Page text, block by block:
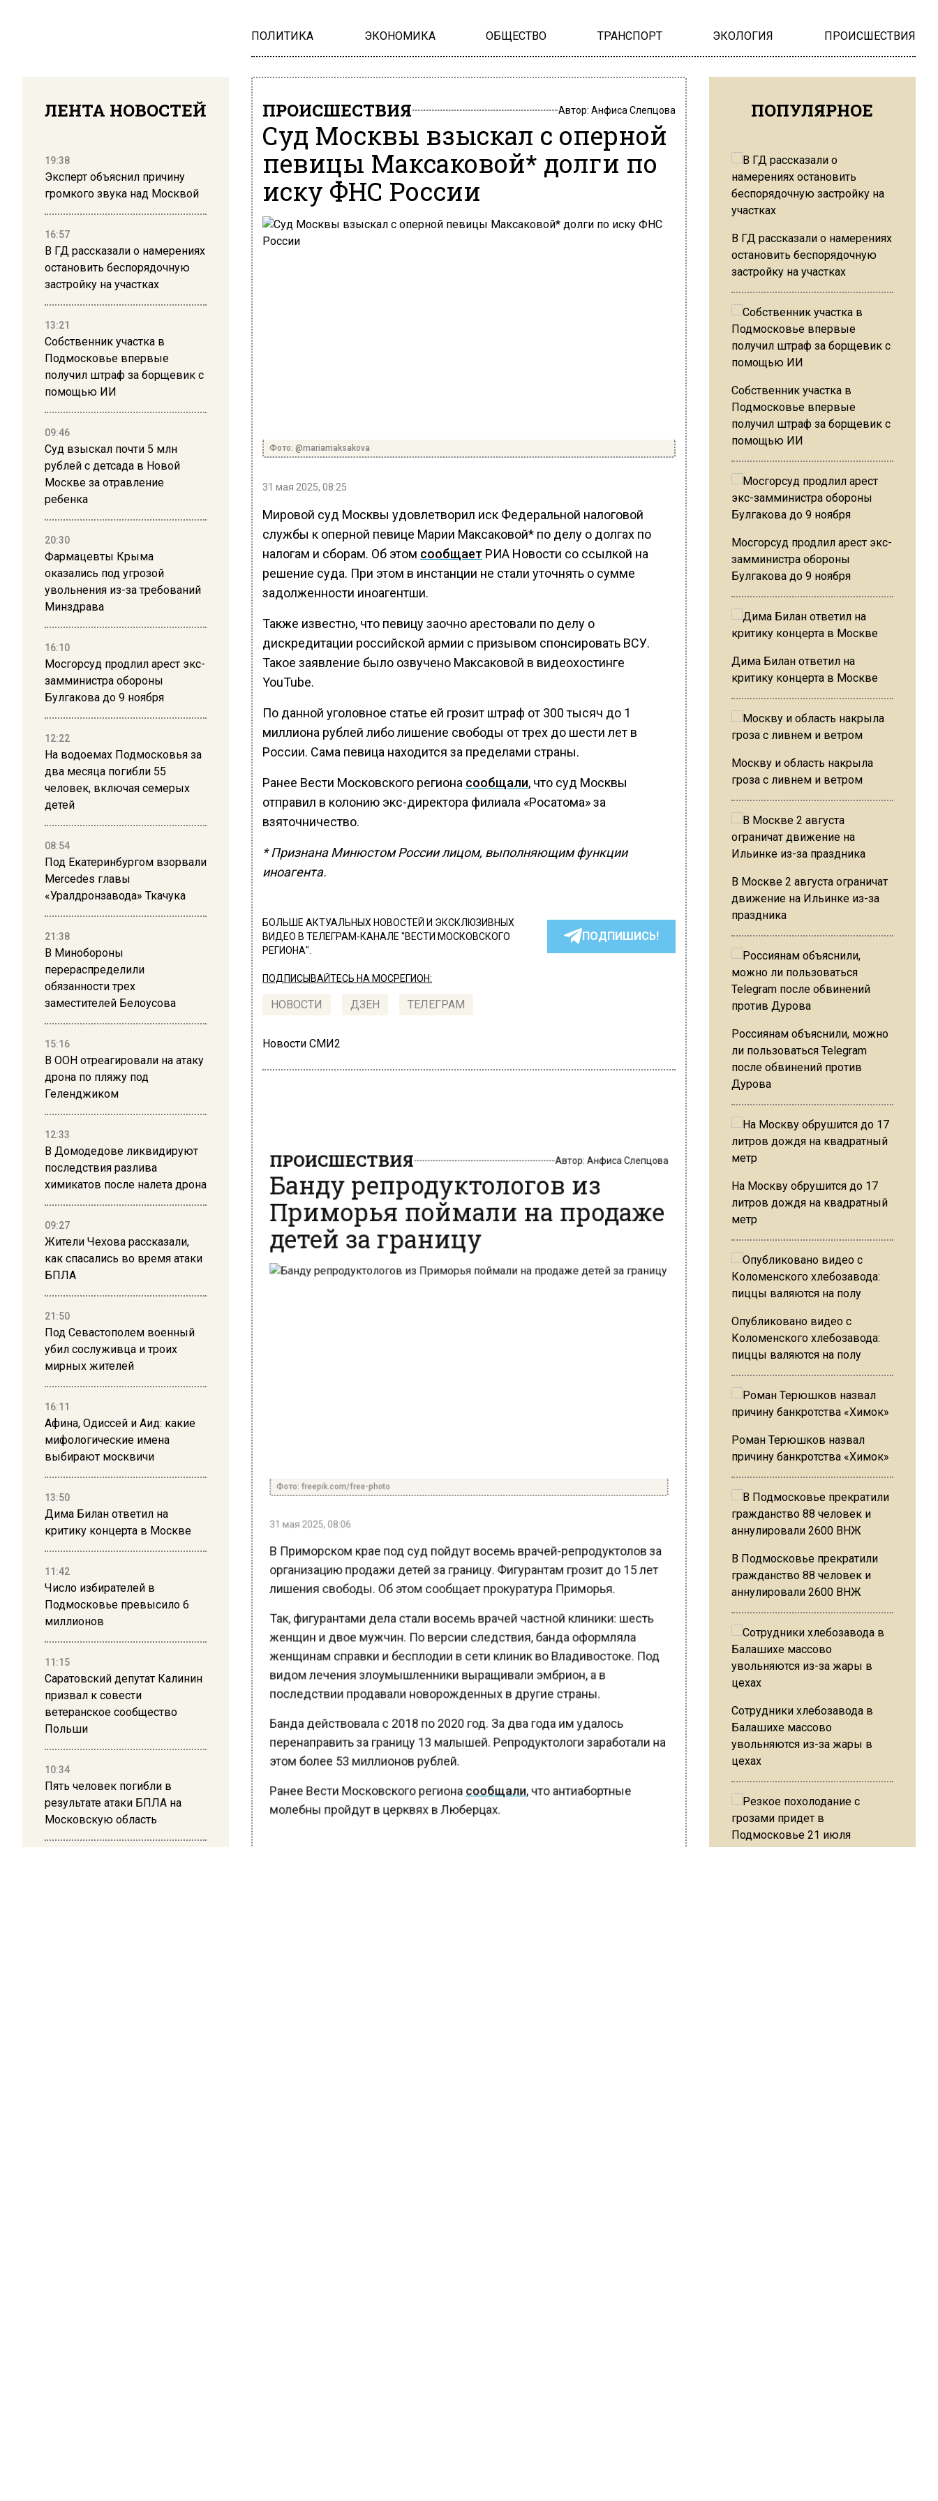
ПОЛИТИКА ЭКОНОМИКА ОБЩЕСТВО ТРАНСПОРТ ЭКОЛОГИЯ ПРОИСШЕСТВИЯ
ЛЕНТА НОВОСТЕЙ
19:38
Эксперт объяснил причину
громкого звука над Москвой
16:57
В ГД рассказали о намерениях
остановить беспорядочную
застройку на участках
13:21
Собственник участка в
Подмосковье впервые
получил штраф за борщевик с
помощью ИИ
09:46
Суд взыскал почти 5 млн
рублей с детсада в Новой
Москве за отравление
ребенка
20:30
Фармацевты Крыма
оказались под угрозой
увольнения из-за требований
Минздрава
16:10
Мосгорсуд продлил арест экс-
замминистра обороны
Булгакова до 9 ноября
12:22
На водоемах Подмосковья за
два месяца погибли 55
человек, включая семерых
детей
08:54
Под Екатеринбургом взорвали
Mercedes главы
«Уралдронзавода» Ткачука
21:38
В Минобороны
перераспределили
обязанности трех
заместителей Белоусова
15:16
В ООН отреагировали на атаку
дрона по пляжу под
Геленджиком
12:33
В Домодедове ликвидируют
последствия разлива
химикатов после налета дрона
09:27
Жители Чехова рассказали,
как спасались во время атаки
БПЛА
21:50
Под Севастополем военный
убил сослуживца и троих
мирных жителей
16:11
Афина, Одиссей и Аид: какие
мифологические имена
выбирают москвичи
13:50
Дима Билан ответил на
критику концерта в Москве
11:42
Число избирателей в
Подмосковье превысило 6
миллионов
11:15
Саратовский депутат Калинин
призвал к совести
ветеранское сообщество
Польши
10:34
Пять человек погибли в
результате атаки БПЛА на
Московскую область
ПРОИСШЕСТВИЯ Автор: Анфиса Слепцова
Суд Москвы взыскал с оперной
певицы Максаковой* долги по
иску ФНС России
Фото: @mariamaksakova
31 мая 2025, 08:25
Мировой суд Москвы удовлетворил иск Федеральной налоговой
службы к оперной певице Марии Максаковой* по делу о долгах по
налогам и сборам. Об этом сообщаетРИА Новости со ссылкой на
решение суда. При этом в инстанции не стали уточнять о сумме
задолженности иноагентши.
Также известно, что певицу заочно арестовали по делу о
дискредитации российской армии с призывом спонсировать ВСУ.
Такое заявление было озвучено Максаковой в видеохостинге
YouTube.
По данной уголовное статье ей грозит штраф от 300 тысяч до 1
миллиона рублей либо лишение свободы от трех до шести лет в
России. Сама певица находится за пределами страны.
Ранее Вести Московского региона сообщали, что суд Москвы
отправил в колонию экс-директора филиала «Росатома» за
взяточничество.
* Признана Минюстом России лицом, выполняющим функции
иноагента.
БОЛЬШЕ АКТУАЛЬНЫХ НОВОСТЕЙ И ЭКСКЛЮЗИВНЫХ
ВИДЕО В ТЕЛЕГРАМ-КАНАЛЕ "ВЕСТИ МОСКОВСКОГО
РЕГИОНА".
ПОДПИШИСЬ!
ПОДПИСЫВАЙТЕСЬ НА МОСРЕГИОН:
НОВОСТИ ДЗЕН ТЕЛЕГРАМ
Новости СМИ2
Банду репродуктологов из
Приморья поймали на продаже
детей за границу
Фото: freepik.com/free-photo
31 мая 2025, 08:06
В Приморском крае под суд пойдут восемь врачей-репродуктолов за
организацию продажи детей за границу. Фигурантам грозит до 15 лет
лишения свободы. Об этом сообщает прокуратура Приморья.
Так, фигурантами дела стали восемь врачей частной клиники: шесть
женщин и двое мужчин. По версии следствия, банда оформляла
женщинам справки и бесплодии в сети клиник во Владивостоке. Под
видом лечения злоумышленники выращивали эмбрион, а в
последствии продавали новорожденных в другие страны.
Банда действовала с 2018 по 2020 год. За два года им удалось
перенаправить за границу 13 малышей. Репродуктологи заработали на
этом более 53 миллионов рублей.
Ранее Вести Московского регионасообщали, что антиабортные
молебны пройдут в церквях в Люберцах.
ПОПУЛЯРНОЕ
В ГД рассказали о намерениях
остановить беспорядочную
застройку на участках
Собственник участка в
Подмосковье впервые
получил штраф за борщевик с
помощью ИИ
Мосгорсуд продлил арест экс-
замминистра обороны
Булгакова до 9 ноября
Дима Билан ответил на
критику концерта в Москве
Москву и область накрыла
гроза с ливнем и ветром
В Москве 2 августа ограничат
движение на Ильинке из-за
праздника
Россиянам объяснили, можно
ли пользоваться Telegram
после обвинений против
Дурова
На Москву обрушится до 17
литров дождя на квадратный
метр
Опубликовано видео с
Коломенского хлебозавода:
пиццы валяются на полу
Роман Терюшков назвал
причину банкротства «Химок»
В Подмосковье прекратили
гражданство 88 человек и
аннулировали 2600 ВНЖ
Сотрудники хлебозавода в
Балашихе массово
увольняются из-за жары в
цехах